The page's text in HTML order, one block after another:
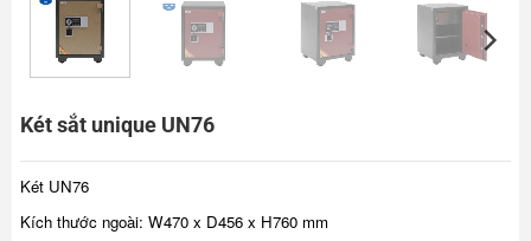
Két sắt unique UN76
Két UN76
Kích thước ngoài: W470 x D456 x H760 mm